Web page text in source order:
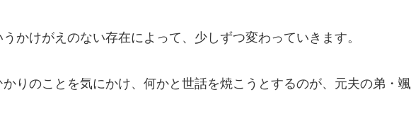
かけがえのない存在によって、少しずつ変わっていきます。
りのことを気にかけ、何かと世話を焼こうとするのが、元夫の弟・颯